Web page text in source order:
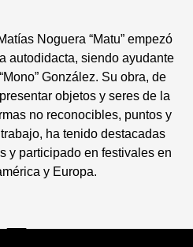
Noguera “Matu” empezó
autodidacta, siendo ayudante
González. Su obra, de
objetos y seres de la
no reconocibles, puntos y
ha tenido destacadas
y participado en festivales en
y Europa.